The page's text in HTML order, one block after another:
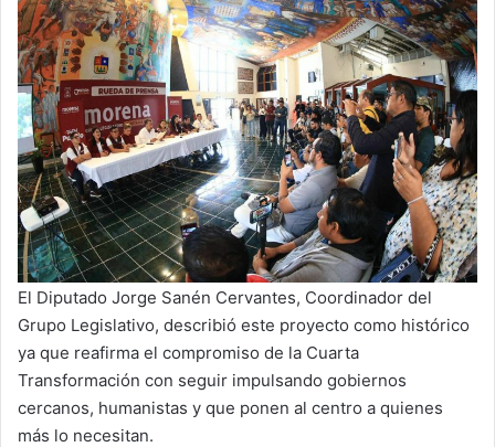
El Diputado Jorge Sanén Cervantes, Coordinador del
Grupo Legislativo, describió este proyecto como histórico
ya que reafirma el compromiso de la Cuarta
Transformación con seguir impulsando gobiernos
cercanos, humanistas y que ponen al centro a quienes
más lo necesitan.